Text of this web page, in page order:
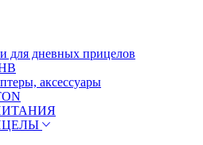
для дневных прицелов
аксессуары